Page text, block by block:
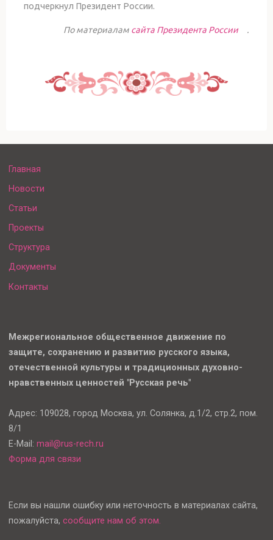
подчеркнул Президент России.
По материалам сайта Президента России .
Главная
Новости
Статьи
Проекты
Структура
Документы
Контакты
Межрегиональное общественное движение по
защите, сохранению и развитию русского языка,
отечественной культуры и традиционных духовно-
нравственных ценностей "Русская речь"
Адрес: 109028, город Москва, ул. Солянка, д.1/2, стр.2, пом.
8/1
E-Mail:mail@rus-rech.ru
Форма для связи
Если вы нашли ошибку или неточность в материалах сайта,
пожалуйста,сообщите нам об этом.